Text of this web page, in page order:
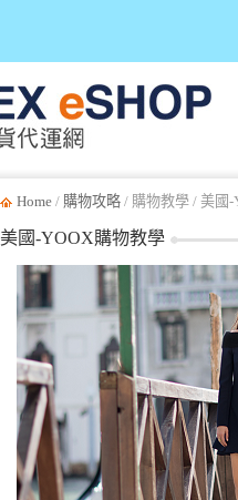
Home / 購物攻略 / 購物教學 / 美國
美國-YOOX購物教學